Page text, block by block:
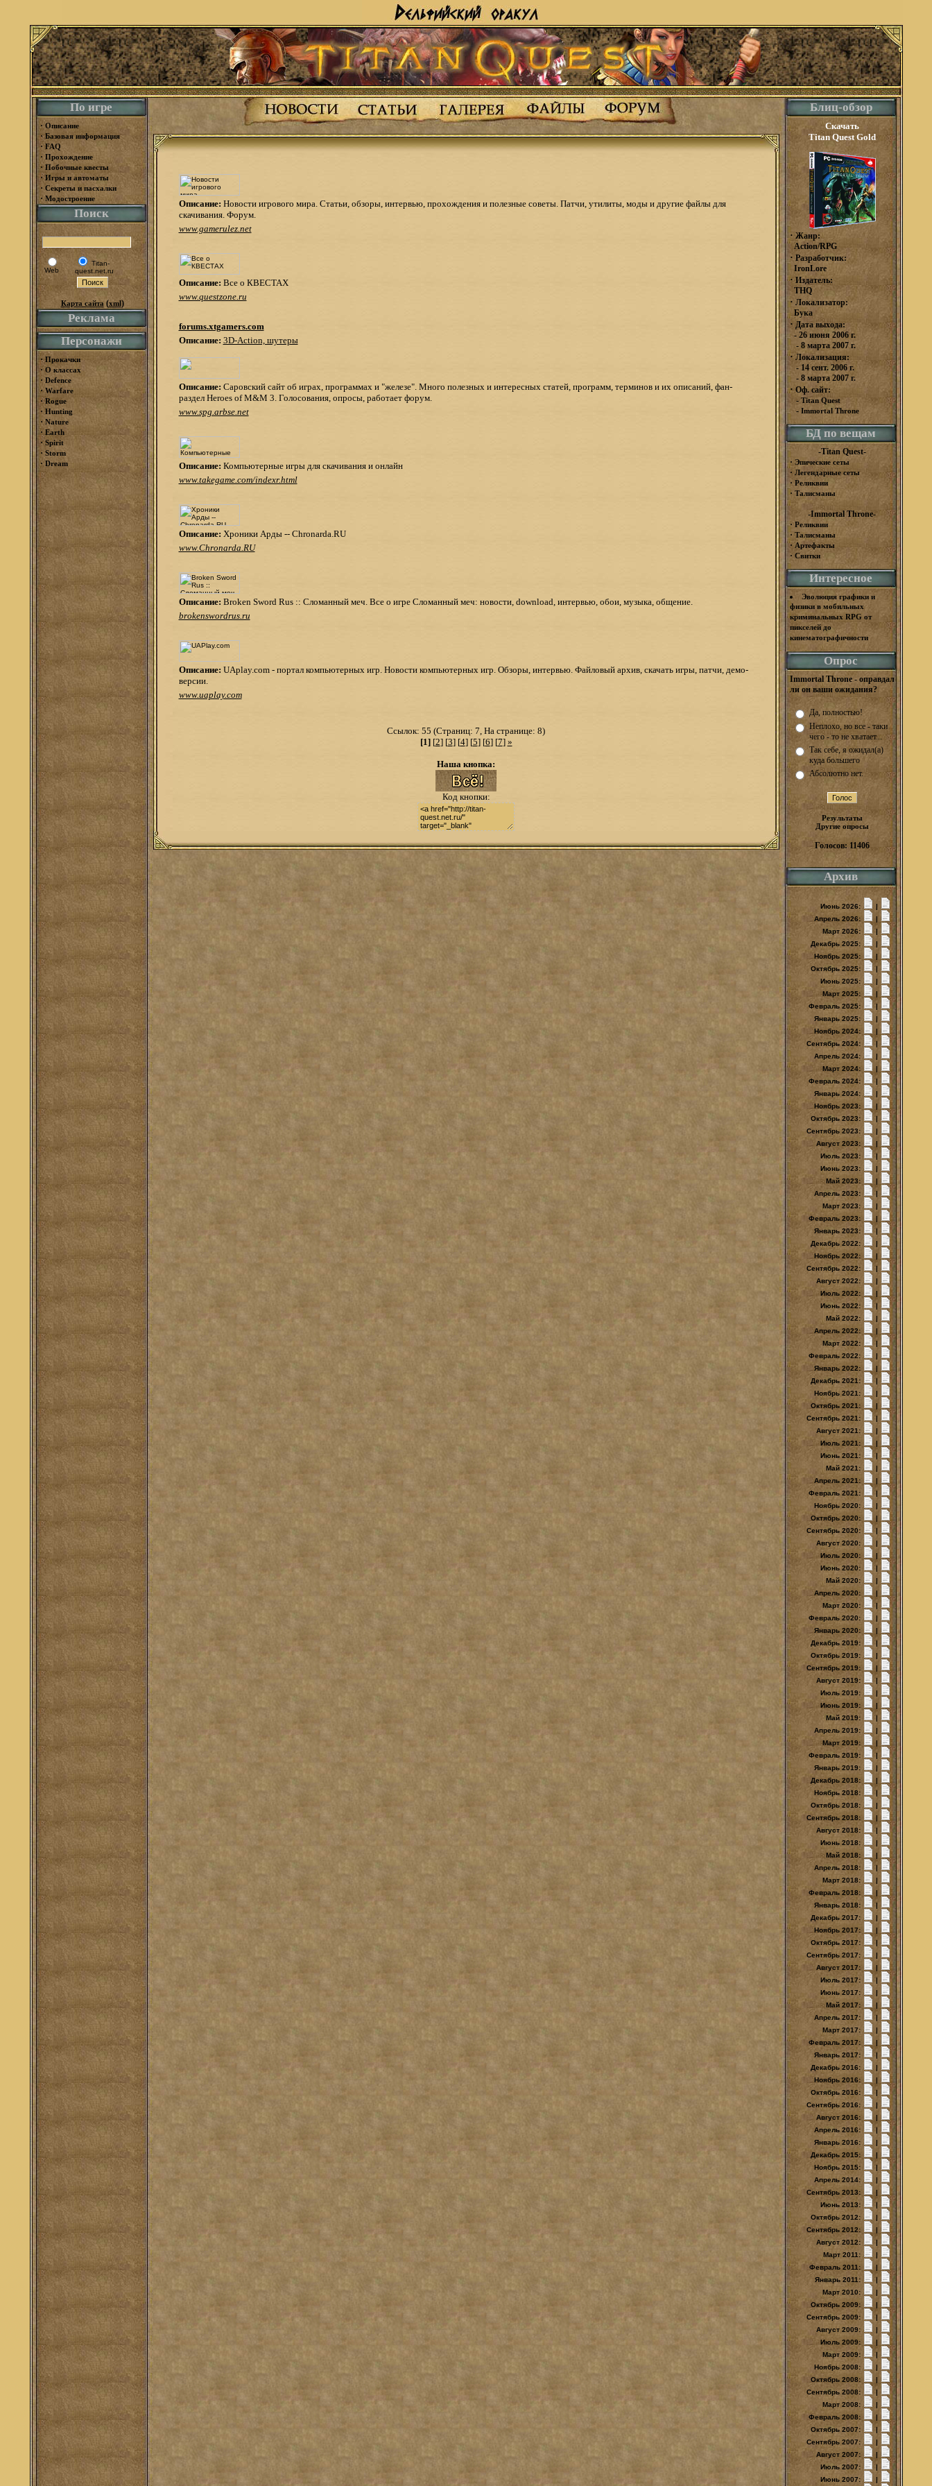
По игре
· Описание
· Базовая информация
· FAQ
· Прохождение
· Побочные квесты
· Игры и автоматы
· Секреты и пасхалки
· Модостроение
Поиск
Web
Titan-
quest.net.ru
Карта сайта(xml)
Реклама
Персонажи
·Прокачки
·О классах
·Defence
· Warfare
·Rogue
· Hunting
·Nature
·Earth
·Spirit
· Storm
·Dream
Описание: Новости игрового мира. Статьи, обзоры, интервью, прохождения и полезные советы. Патчи, утилиты, моды и другие файлы для
скачивания. Форум.
www.gamerulez.net
Описание: Все о КВЕСТАХ
www.questzone.ru
forums.xtgamers.com
Описание: 3D-Action, шутеры
Описание: Саровский сайт об играх, программах и "железе". Много полезных и интересных статей, программ, терминов и их описаний, фан-
раздел Heroes of M&M 3. Голосования, опросы, работает форум.
www.spg.arbse.net
Описание: Компьютерные игры для скачивания и онлайн
www.takegame.com/indexr.html
Описание: Хроники Арды -- Chronarda.RU
www.Chronarda.RU
Описание: Broken Sword Rus :: Сломанный меч. Все о игре Сломанный меч: новости, download, интервью, обои, музыка, общение.
brokenswordrus.ru
Описание: UAplay.com - портал компьютерных игр. Новости компьютерных игр. Обзоры, интервью. Файловый архив, скачать игры, патчи, демо-
версии.
www.uaplay.com
Ссылок: 55 (Страниц: 7, На странице: 8)
[1][2] [3] [4] [5] [6] [7] »
Наша кнопка:
Код кнопки:
Блиц-обзор
Скачать
Titan Quest Gold
· Жанр:
Action/RPG
· Разработчик:
IronLore
· Издатель:
THQ
· Локализатор:
Бука
· Дата выхода:
- 26 июня 2006 г.
- 8 марта 2007 г.
· Локализация:
- 14 сент. 2006 г.
- 8 марта 2007 г.
· Оф. сайт:
- Titan Quest
- Immortal Throne
БД по вещам
-Titan Quest-
· Эпические сеты
· Легендарные сеты
· Реликвии
· Талисманы
-Immortal Throne-
· Реликвии
· Талисманы
· Артефакты
· Свитки
Интересное
Эволюция графики и
физики в мобильных
криминальных RPG от
пикселей до
кинематографичности
Опрос
Immortal Throne - оправдал
ли он ваши ожидания?
Да, полностью!
Неплохо, но все - таки
чего - то не хватает...
Так себе, я ожидал(а)
куда большего
Абсолютно нет.
Результаты
Другие опросы
Голосов: 11406
Архив
Июнь 2026:
|
Апрель 2026:
|
Март 2026:
|
Декабрь 2025:
|
Ноябрь 2025:
|
Октябрь 2025:
|
Июнь 2025:
|
Март 2025:
|
Февраль 2025:
|
Январь 2025:
|
Ноябрь 2024:
|
Сентябрь 2024:
|
Апрель 2024:
|
Март 2024:
|
Февраль 2024:
|
Январь 2024:
|
Ноябрь 2023:
|
Октябрь 2023:
|
Сентябрь 2023:
|
Август 2023:
|
Июль 2023:
|
Июнь 2023:
|
Май 2023:
|
Апрель 2023:
|
Март 2023:
|
Февраль 2023:
|
Январь 2023:
|
Декабрь 2022:
|
Ноябрь 2022:
|
Сентябрь 2022:
|
Август 2022:
|
Июль 2022:
|
Июнь 2022:
|
Май 2022:
|
Апрель 2022:
|
Март 2022:
|
Февраль 2022:
|
Январь 2022:
|
Декабрь 2021:
|
Ноябрь 2021:
|
Октябрь 2021:
|
Сентябрь 2021:
|
Август 2021:
|
Июль 2021:
|
Июнь 2021:
|
Май 2021:
|
Апрель 2021:
|
Февраль 2021:
|
Ноябрь 2020:
|
Октябрь 2020:
|
Сентябрь 2020:
|
Август 2020:
|
Июль 2020:
|
Июнь 2020:
|
Май 2020:
|
Апрель 2020:
|
Март 2020:
|
Февраль 2020:
|
Январь 2020:
|
Декабрь 2019:
|
Октябрь 2019:
|
Сентябрь 2019:
|
Август 2019:
|
Июль 2019:
|
Июнь 2019:
|
Май 2019:
|
Апрель 2019:
|
Март 2019:
|
Февраль 2019:
|
Январь 2019:
|
Декабрь 2018:
|
Ноябрь 2018:
|
Октябрь 2018:
|
Сентябрь 2018:
|
Август 2018:
|
Июнь 2018:
|
Май 2018:
|
Апрель 2018:
|
Март 2018:
|
Февраль 2018:
|
Январь 2018:
|
Декабрь 2017:
|
Ноябрь 2017:
|
Октябрь 2017:
|
Сентябрь 2017:
|
Август 2017:
|
Июль 2017:
|
Июнь 2017:
|
Май 2017:
|
Апрель 2017:
|
Март 2017:
|
Февраль 2017:
|
Январь 2017:
|
Декабрь 2016:
|
Ноябрь 2016:
|
Октябрь 2016:
|
Сентябрь 2016:
|
Август 2016:
|
Апрель 2016:
|
Январь 2016:
|
Декабрь 2015:
|
Ноябрь 2015:
|
Апрель 2014:
|
Сентябрь 2013:
|
Июнь 2013:
|
Октябрь 2012:
|
Сентябрь 2012:
|
Август 2012:
|
Март 2011:
|
Февраль 2011:
|
Январь 2011:
|
Март 2010:
|
Октябрь 2009:
|
Сентябрь 2009:
|
Август 2009:
|
Июль 2009:
|
Март 2009:
|
Ноябрь 2008:
|
Октябрь 2008:
|
Сентябрь 2008:
|
Март 2008:
|
Февраль 2008:
|
Октябрь 2007:
|
Сентябрь 2007:
|
Август 2007:
|
Июль 2007:
|
Июнь 2007:
|